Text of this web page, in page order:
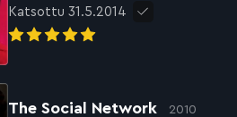
Katsottu 31.5.2014
The Social Network 2010